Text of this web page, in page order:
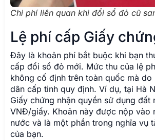
Chi phí liên quan khi đổi sổ đỏ cũ
Lệ phí cấp Giấy
Đây là khoản phí bắt buộc khi bạn
cấp đổi sổ đỏ mới. Mức thu của lệ
không cố định trên toàn quốc mà do
dân cấp tỉnh quy định. Ví dụ, tại Hà
Giấy chứng nhận quyền sử dụng
VNĐ/giấy. Khoản này được nộp vào
nước và là một phần trong nghĩa vụ
của bạn.